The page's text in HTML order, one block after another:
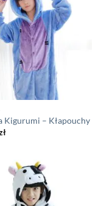
Kigurumi – Kłapouchy